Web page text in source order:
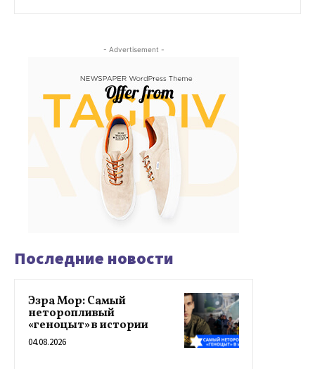
- Advertisement -
Последние новости
Эзра Мор: Самый
неторопливый
«геноцыт» в истории
04.08.2026